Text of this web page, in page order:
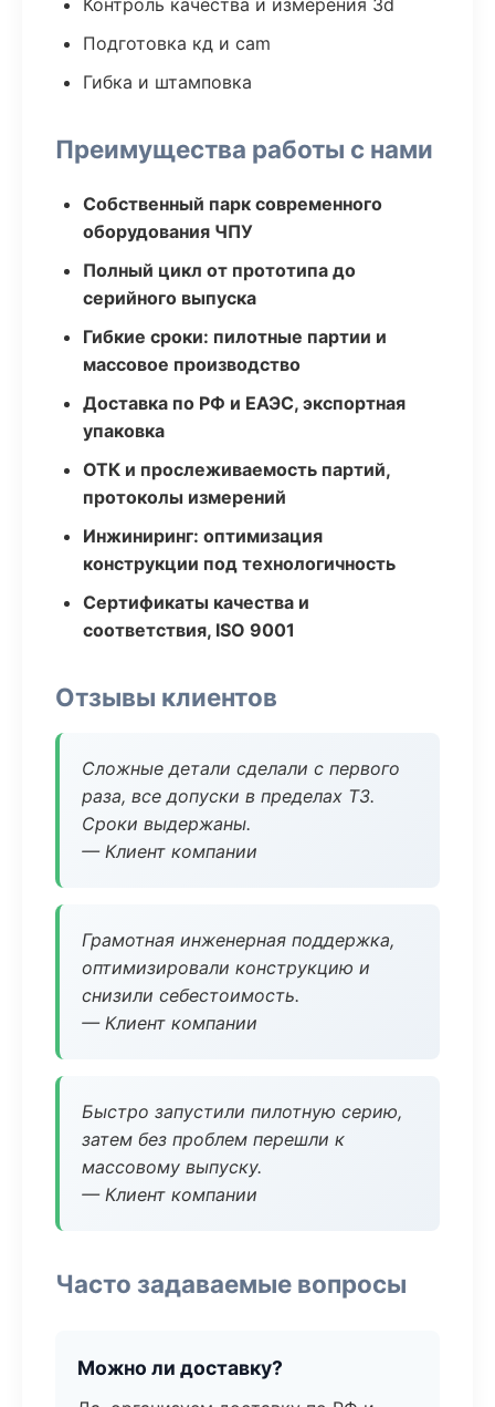
Контроль качества и измерения 3d
Подготовка кд и cam
Гибка и штамповка
Преимущества работы с нами
Собственный парк современного
оборудования ЧПУ
Полный цикл от прототипа до
серийного выпуска
Гибкие сроки: пилотные партии и
массовое производство
Доставка по РФ и ЕАЭС, экспортная
упаковка
ОТК и прослеживаемость партий,
протоколы измерений
Инжиниринг: оптимизация
конструкции под технологичность
Сертификаты качества и
соответствия, ISO 9001
Отзывы клиентов
Сложные детали сделали с первого
раза, все допуски в пределах ТЗ.
Сроки выдержаны.
— Клиент компании
Грамотная инженерная поддержка,
оптимизировали конструкцию и
снизили себестоимость.
— Клиент компании
Быстро запустили пилотную серию,
затем без проблем перешли к
массовому выпуску.
— Клиент компании
Часто задаваемые вопросы
Можно ли доставку?